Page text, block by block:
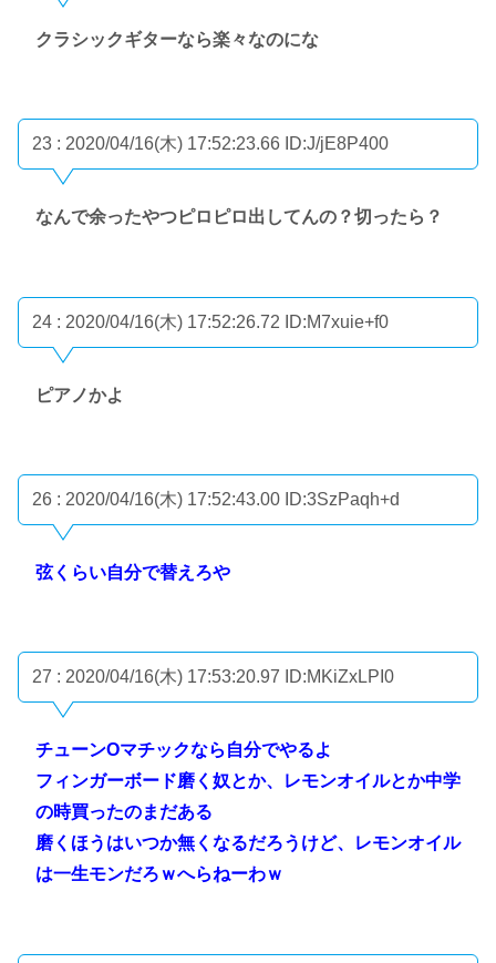
クラシックギターなら楽々なのにな
23 : 2020/04/16(木) 17:52:23.66 ID:J/jE8P400
なんで余ったやつピロピロ出してんの？切ったら？
24 : 2020/04/16(木) 17:52:26.72 ID:M7xuie+f0
ピアノかよ
26 : 2020/04/16(木) 17:52:43.00 ID:3SzPaqh+d
弦くらい自分で替えろや
27 : 2020/04/16(木) 17:53:20.97 ID:MKiZxLPI0
チューンOマチックなら自分でやるよ
フィンガーボード磨く奴とか、レモンオイルとか中学
の時買ったのまだある
磨くほうはいつか無くなるだろうけど、レモンオイル
は一生モンだろｗへらねーわｗ